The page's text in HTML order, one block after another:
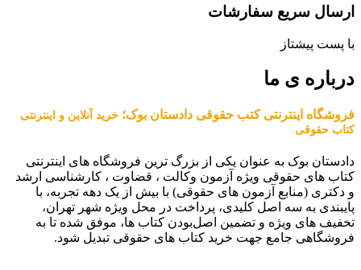
ارسال سریع سفارشات
با پست پیشتاز
درباره ی ما
فروشگاه اینترنتی کتب حقوقی دادستان بوک؛ خرید آنلاین و اینترنتی
کتاب حقوقی
دادستان بوک به عنوان یکی از بزرگ ترین فروشگاه های اینترنتی
کتاب های حقوقی ویژه آزمون وکالت ، قضاوت ، کارشناسی ارشد
و دکتری (منابع آزمون های حقوقی) با بیش از یک دهه تجربه، با
پایبندی به سه اصل کلیدی، پرداخت در محل ویژه شهر تهران،
تخفیف های ویژه و تضمین اصل‌بودن کتاب ها، موفق شده تا به
فروشگاهی جامع جهت خرید کتاب های حقوقی تبدیل شود.